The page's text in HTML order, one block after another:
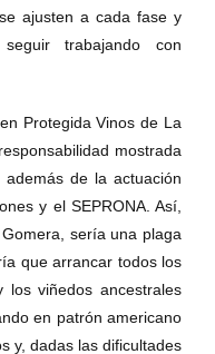
ajusten a cada fase y
trabajando con
Protegida Vinos de La
mostrada
de la actuación
y el SEPRONA. Así,
sería una plaga
que arrancar todos los
los viñedos ancestrales
en patrón americano
y, dadas las dificultades